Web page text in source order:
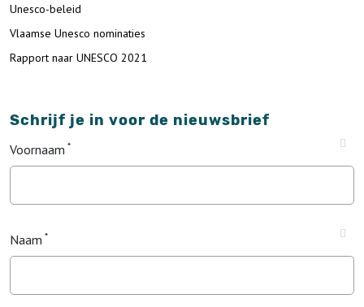
Unesco-beleid
Vlaamse Unesco nominaties
Rapport naar UNESCO 2021
Schrijf je in voor de nieuwsbrief
Voornaam
Naam